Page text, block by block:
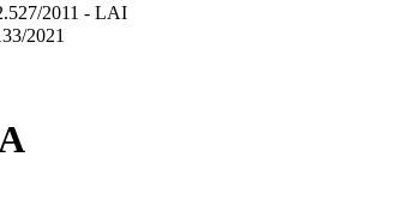
2011 - LAI
2021